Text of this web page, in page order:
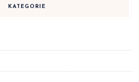
KATEGORIE